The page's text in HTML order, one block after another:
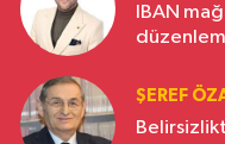
IBAN
ŞEREF